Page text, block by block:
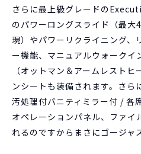
さらに最上級グレードの
のパワーロングスライド（最
現）やパワーリクライニング、
ー機能、マニュアルウォークイ
（オットマン＆アームレスト
ンシートも装備されます。さら
汚処理付バニティミラー付 / 各
オペレーションパネル、ファイ
れるのですからまさにゴージャ